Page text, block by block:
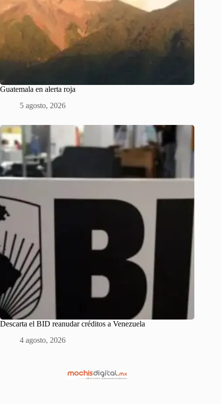
Guatemala en alerta roja
5 agosto, 2026
Descarta el BID reanudar créditos a Venezuela
4 agosto, 2026